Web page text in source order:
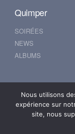
Quimper
SOIRÉES
NEWS
ALBUMS
Nantes
SOIRÉES
Nous utilisons
expérience sur
site, nous